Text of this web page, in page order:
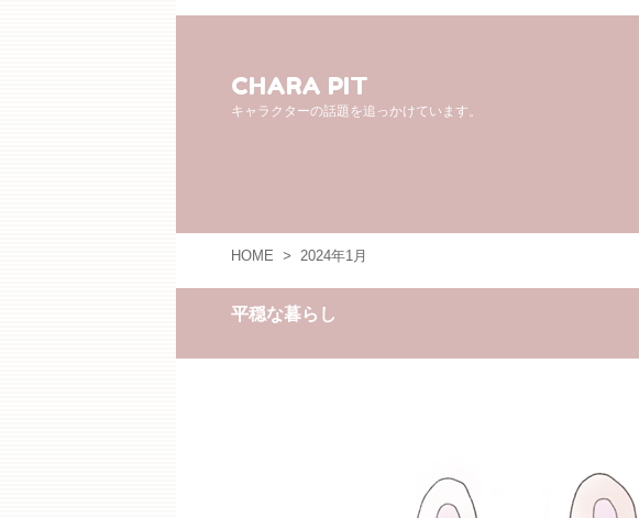
CHARA PIT
キャラクターの話題を追っかけています。
HOME > 2024年1月
平穏な暮らし